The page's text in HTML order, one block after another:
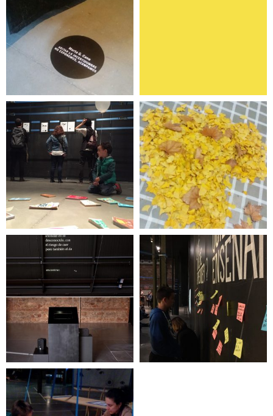
No exponemos:
ACAMPAMOS
Ya había explicado
esto antes, pero la
historia cambia
cada vez que la
explico de nuevo
Paisajes. De lo micro
a lo macro
Murciélago Wiki-kiosko